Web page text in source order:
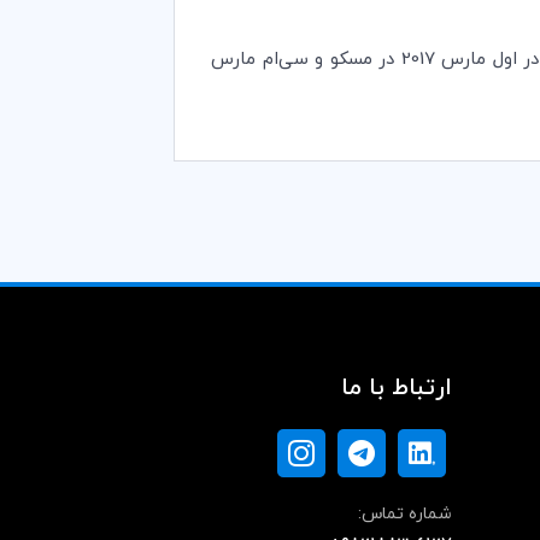
اولین راه‌اندازی جهانی از این مجموعه رویدادها در سراسر جهان در هشتم دسامبر 2016 در پاریس انجام شد. موارد آتی در اول مارس 2017 در مسکو و سی‌ام مارس
ارتباط با ما
شماره تماس: